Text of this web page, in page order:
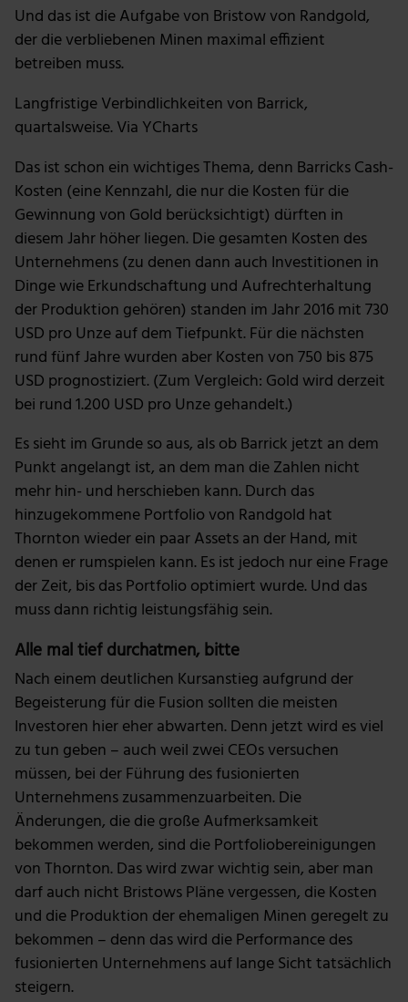
ihnen bereitgestellt hast oder die sie im Rahmen deiner
Nutzung der Dienste gesammelt haben.
Und das ist die Aufgabe von Bristow von Randgold,
der die verbliebenen Minen maximal effizient
betreiben muss.
Langfristige Verbindlichkeiten von Barrick,
quartalsweise. Via YCharts
Das ist schon ein wichtiges Thema, denn Barricks Cash-
Kosten (eine Kennzahl, die nur die Kosten für die
Gewinnung von Gold berücksichtigt) dürften in
diesem Jahr höher liegen. Die gesamten Kosten des
Unternehmens (zu denen dann auch Investitionen in
Dinge wie Erkundschaftung und Aufrechterhaltung
der Produktion gehören) standen im Jahr 2016 mit 730
USD pro Unze auf dem Tiefpunkt. Für die nächsten
rund fünf Jahre wurden aber Kosten von 750 bis 875
USD prognostiziert. (Zum Vergleich: Gold wird derzeit
bei rund 1.200 USD pro Unze gehandelt.)
Es sieht im Grunde so aus, als ob Barrick jetzt an dem
Punkt angelangt ist, an dem man die Zahlen nicht
mehr hin- und herschieben kann. Durch das
hinzugekommene Portfolio von Randgold hat
Thornton wieder ein paar Assets an der Hand, mit
denen er rumspielen kann. Es ist jedoch nur eine Frage
der Zeit, bis das Portfolio optimiert wurde. Und das
muss dann richtig leistungsfähig sein.
Alle mal tief durchatmen, bitte
Nach einem deutlichen Kursanstieg aufgrund der
Begeisterung für die Fusion sollten die meisten
Investoren hier eher abwarten. Denn jetzt wird es viel
zu tun geben – auch weil zwei CEOs versuchen
müssen, bei der Führung des fusionierten
Unternehmens zusammenzuarbeiten. Die
Änderungen, die die große Aufmerksamkeit
bekommen werden, sind die Portfoliobereinigungen
von Thornton. Das wird zwar wichtig sein, aber man
darf auch nicht Bristows Pläne vergessen, die Kosten
und die Produktion der ehemaligen Minen geregelt zu
bekommen – denn das wird die Performance des
fusionierten Unternehmens auf lange Sicht tatsächlich
steigern.